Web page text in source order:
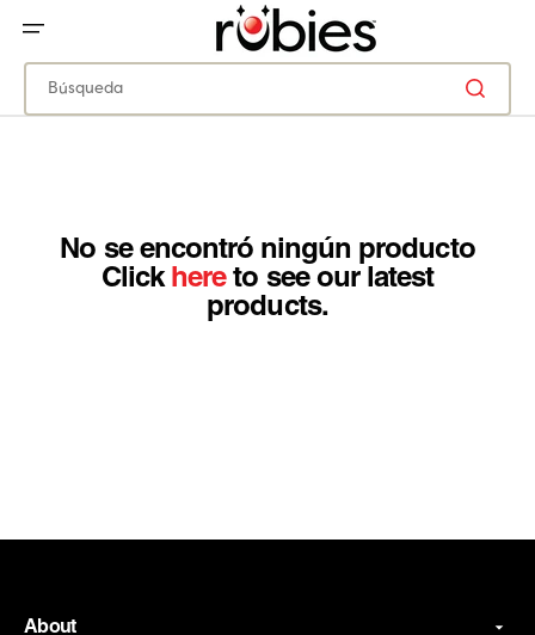
DIRECTAMENTE
Búsqueda
No se encontró ningún producto
Click hereto see our latest
products.
About